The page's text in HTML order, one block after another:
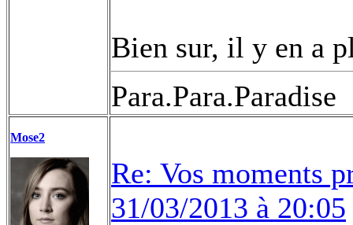
Bien sur, il y en a
Para.Para.Paradise
Mose2
Re: Vos moments
31/03/2013 à 20:05